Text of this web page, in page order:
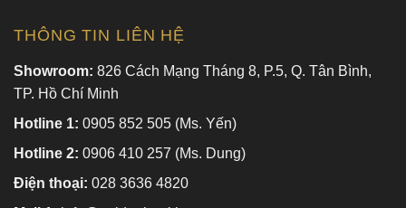
THÔNG TIN LIÊN HỆ
Showroom: 826 Cách Mạng Tháng 8, P.5, Q. Tân Bình,
TP. Hồ Chí Minh
Hotline 1: 0905 852 505 (Ms. Yến)
Hotline 2: 0906 410 257 (Ms. Dung)
Điện thoại: 028 3636 4820